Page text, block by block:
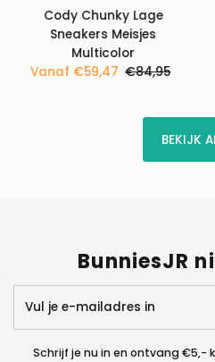
Cody Chunky Lage
Sneakers Meisjes
Multicolor
Kortingsprijs
Vanaf €59,47 Normale
€84,95
BEKIJK
BunniesJR
e-
mailadres
Schrijf je nu in en ontvang €5,-